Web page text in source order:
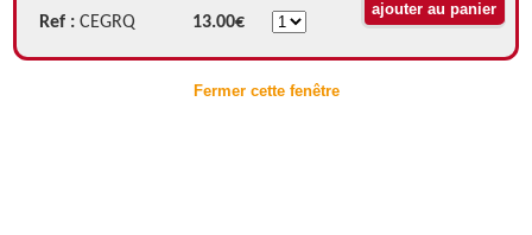
Ref : CEGRQ 13.00€
Fermer cette fenêtre